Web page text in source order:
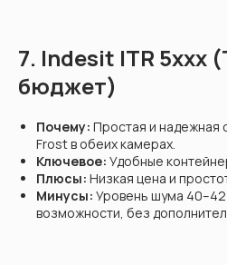
7. Indesit ITR 5xxx
бюджет)
Почему: Простая и надежная
Frost в обеих камерах.
Ключевое: Удобные
Плюсы: Низкая цена и
Минусы: Уровень шума
возможности, без